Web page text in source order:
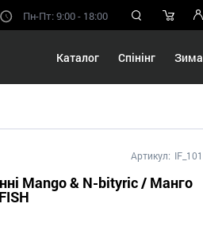
Пн-Пт: 9:00 - 18:00
Каталог Спінінг Зима
Артикул: IF_101
Mango & N-bityric / Манго